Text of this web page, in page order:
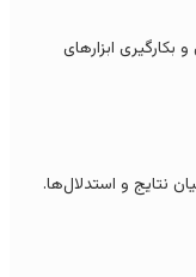
ابزارهای
و استدلال‌ها.